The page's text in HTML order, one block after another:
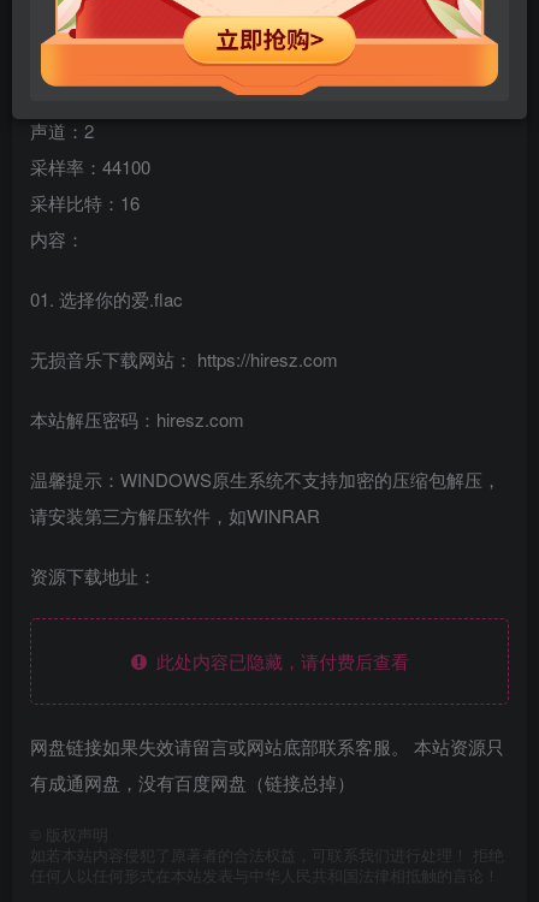
类型：世界音乐 音乐
格式：flac
声道：2
采样率：44100
采样比特：16
内容：
01. 选择你的爱.flac
无损音乐下载网站： https://hiresz.com
本站解压密码：hiresz.com
温馨提示：WINDOWS原生系统不支持加密的压缩包解压，
请安装第三方解压软件，如WINRAR
资源下载地址：
此处内容已隐藏，请付费后查看
网盘链接如果失效请留言或网站底部联系客服。 本站资源只
有成通网盘，没有百度网盘（链接总掉）
版权声明
如若本站内容侵犯了原著者的合法权益，可联系我们进行处理！ 拒绝
任何人以任何形式在本站发表与中华人民共和国法律相抵触的言论！